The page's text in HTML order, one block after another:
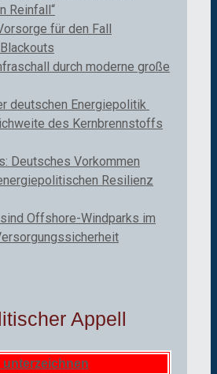
Reinfall“
für den Fall
durch moderne große
deutschen Energiepolitik
des Kernbrennstoffs
Deutsches Vorkommen
Resilienz
Offshore-Windparks im
Appell